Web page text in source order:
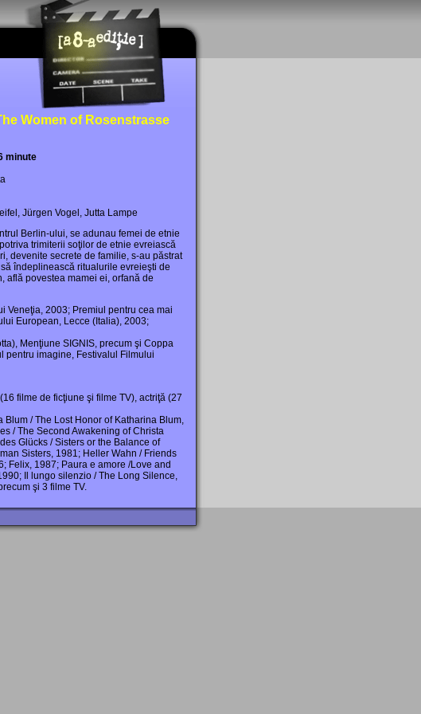
Women of Rosenstrasse
minute
Jürgen Vogel, Jutta Lampe
Berlin-ului, se adunau femei de etnie
trimiterii soţilor de etnie evreiască
devenite secrete de familie, s-au păstrat
îndeplinească ritualurile evreieşti de
află povestea mamei ei, orfană de
Veneţia, 2003; Premiul pentru cea mai
European, Lecce (Italia), 2003;
Menţiune SIGNIS, precum şi Coppa
pentru imagine, Festivalul Filmului
filme de ficţiune şi filme TV), actriţă (27
/ The Lost Honor of Katharina Blum,
/ The Second Awakening of Christa
Glücks / Sisters or the Balance of
Sisters, 1981; Heller Wahn / Friends
Felix, 1987; Paura e amore /Love and
Il lungo silenzio / The Long Silence,
şi 3 filme TV.